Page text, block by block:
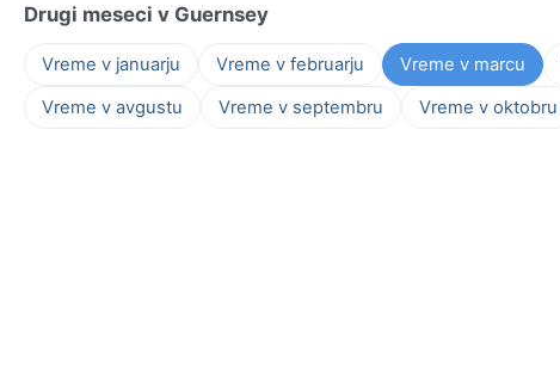
Drugi meseci v Guernsey
Vreme v januarju Vreme v februarju Vreme v marcu
Vreme v avgustu
Vreme v septembru Vreme v oktobru